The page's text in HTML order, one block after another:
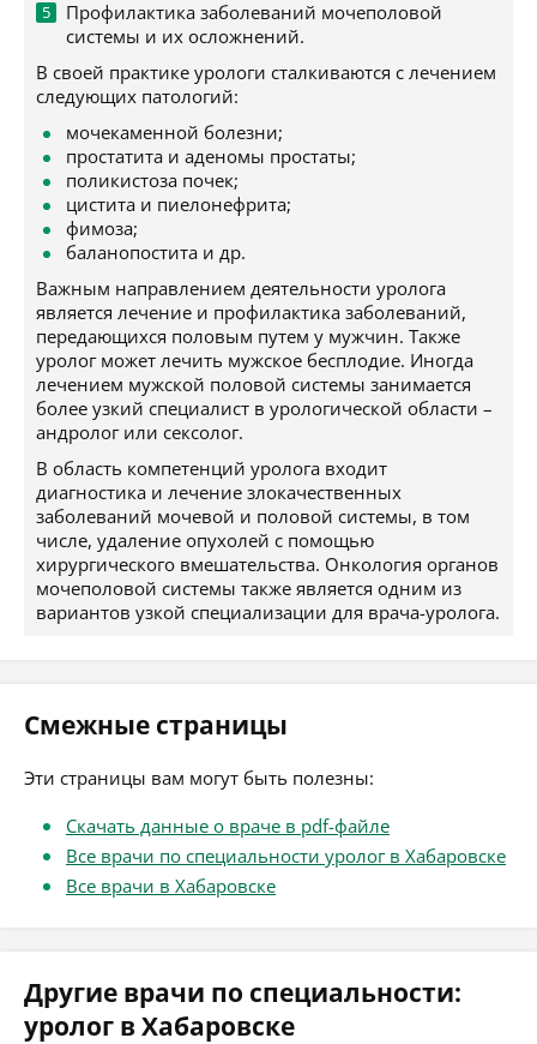
Профилактика заболеваний мочеполовой
системы и их осложнений.
В своей практике урологи сталкиваются с лечением
следующих патологий:
мочекаменной болезни;
простатита и аденомы простаты;
поликистоза почек;
цистита и пиелонефрита;
фимоза;
баланопостита и др.
Важным направлением деятельности уролога
является лечение и профилактика заболеваний,
передающихся половым путем у мужчин. Также
уролог может лечить мужское бесплодие. Иногда
лечением мужской половой системы занимается
более узкий специалист в урологической области –
андролог или сексолог.
В область компетенций уролога входит
диагностика и лечение злокачественных
заболеваний мочевой и половой системы, в том
числе, удаление опухолей с помощью
хирургического вмешательства. Онкология органов
мочеполовой системы также является одним из
вариантов узкой специализации для врача-уролога.
Смежные страницы
Эти страницы вам могут быть полезны:
Скачать данные о враче в pdf-файле
Все врачи по специальности уролог в Хабаровске
Все врачи в Хабаровске
Другие врачи по специальности:
уролог в Хабаровске